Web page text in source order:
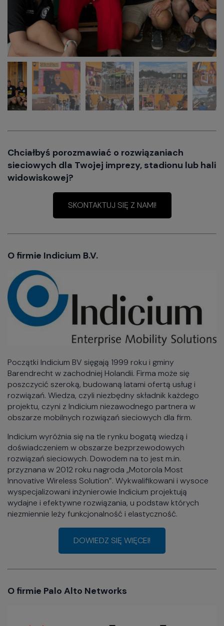
Chciałbyś porozmawiać o rozwiązaniach
sieciowych dla Twojej imprezy, stadionu lub hali
widowiskowej?
SKONTAKTUJ SIĘ Z NAMI!
O firmie Indicium B.V.
Początki Indicium BV sięgają 1999 roku i gminy
Barendrecht w zachodniej Holandii. Firma może się
poszczycić szeroką, budowaną latami ofertą usług i
rozwiązań. Wiedza, czyli niezbędny składnik każdego
projektu, czyni z Indicium niezawodnego partnera w
obszarze mobilnych rozwiązań sieciowych dla firm.
Indicium wyróżnia się na tle rynku bogatą wiedzą i
doświadczeniem w obszarze bezprzewodowych
rozwiązań sieciowych. Dowodem na to jest m.in.
przyznana w 2012 roku nagroda „Motorola Most
Innovative Wireless Solution”. Wykwalifikowani i wysoce
wyspecjalizowani inżynierowie Indicium projektują
wydajne i efektywne rozwiązania, u podstaw których
niezmiennie leży funkcjonalność i elastyczność.
DOWIEDZ SIĘ WIĘCEI!
O firmie Palo Alto Networks